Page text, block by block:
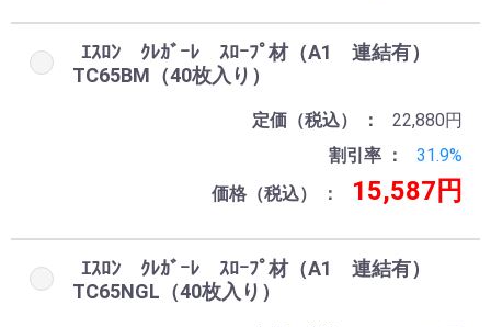
ｴｽﾛﾝ ｸﾚｶﾞｰﾚ ｽﾛｰﾌﾟ材（A1 連結有）
TC65BM（40枚入り）
定価（税込）
22,880円
割引率
31.9%
価格（税込）
15,587円
ｴｽﾛﾝ ｸﾚｶﾞｰﾚ ｽﾛｰﾌﾟ材（A1 連結有）
TC65NGL（40枚入り）